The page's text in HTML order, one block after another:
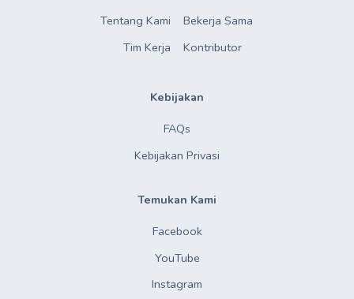
Tentang Kami
Tim Kerja
Bekerja Sama
Kontributor
Kebijakan
FAQs
Kebijakan Privasi
Temukan Kami
Facebook
YouTube
Instagram